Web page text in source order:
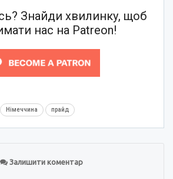
Знайди хвилинку, щоб
нас на Patreon!
Німеччина прайд
Залишити коментар